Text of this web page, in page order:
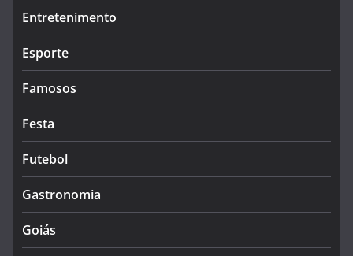
Entretenimento
Esporte
Famosos
Festa
Futebol
Gastronomia
Goiás